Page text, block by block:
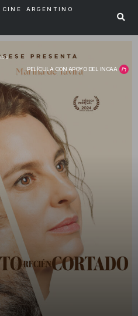
CINE ARGENTINO
PELÍCULA CON APOYO DEL INCAA